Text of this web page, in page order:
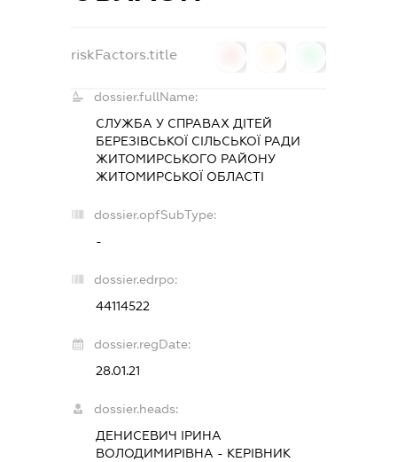
riskFactors.title
dossier.fullName:
СЛУЖБА У СПРАВАХ ДІТЕЙ
БЕРЕЗІВСЬКОЇ СІЛЬСЬКОЇ РАДИ
ЖИТОМИРСЬКОГО РАЙОНУ
ЖИТОМИРСЬКОЇ ОБЛАСТІ
dossier.opfSubType:
-
dossier.edrpo:
44114522
dossier.regDate:
28.01.21
dossier.heads:
ДЕНИСЕВИЧ ІРИНА
ВОЛОДИМИРІВНА - КЕРІВНИК